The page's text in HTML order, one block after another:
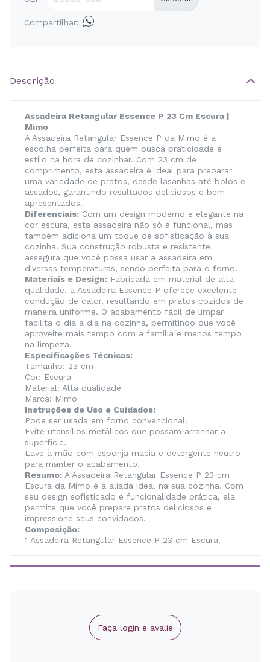
Compartilhar:
Descrição
Assadeira Retangular Essence P 23 Cm Escura |
Mimo
A Assadeira Retangular Essence P da Mimo é a
escolha perfeita para quem busca praticidade e
estilo na hora de cozinhar. Com 23 cm de
comprimento, esta assadeira é ideal para preparar
uma variedade de pratos, desde lasanhas até bolos e
assados, garantindo resultados deliciosos e bem
apresentados.
Diferenciais: Com um design moderno e elegante na
cor escura, esta assadeira não só é funcional, mas
também adiciona um toque de sofisticação à sua
cozinha. Sua construção robusta e resistente
assegura que você possa usar a assadeira em
diversas temperaturas, sendo perfeita para o forno.
Materiais e Design: Fabricada em material de alta
qualidade, a Assadeira Essence P oferece excelente
condução de calor, resultando em pratos cozidos de
maneira uniforme. O acabamento fácil de limpar
facilita o dia a dia na cozinha, permitindo que você
aproveite mais tempo com a família e menos tempo
na limpeza.
Especificações Técnicas:
Tamanho: 23 cm
Cor: Escura
Material: Alta qualidade
Marca: Mimo
Instruções de Uso e Cuidados:
Pode ser usada em forno convencional.
Evite utensílios metálicos que possam arranhar a
superfície.
Lave à mão com esponja macia e detergente neutro
para manter o acabamento.
Resumo: A Assadeira Retangular Essence P 23 cm
Escura da Mimo é a aliada ideal na sua cozinha. Com
seu design sofisticado e funcionalidade prática, ela
permite que você prepare pratos deliciosos e
impressione seus convidados.
Composição:
1 Assadeira Retangular Essence P 23 cm Escura.
Faça login e avalie